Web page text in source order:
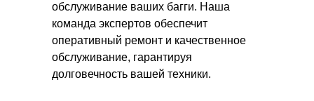
обслуживание ваших багги. Наша
команда экспертов обеспечит
оперативный ремонт и качественное
обслуживание, гарантируя
долговечность вашей техники.